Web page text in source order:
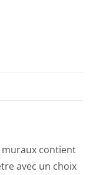
muraux contient
avec un choix